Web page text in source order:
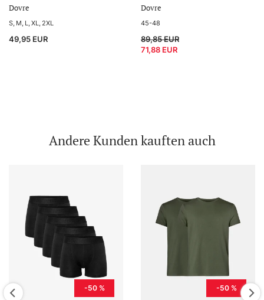
Dovre
S M L XL 2XL
49,95 EUR
Dovre
45-48
89,85 EUR
71,88 EUR
Andere Kunden kauften auch
-50 % -50 %